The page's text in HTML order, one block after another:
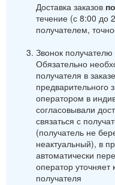
Доставка заказов
течение (с 8:00 до
получателем,
Звонок получателю
Обязательно
получателя в
предварительного
оператором в
согласовывали
связаться с
(получатель не
неактуальный), в
автоматически
оператор
получателя